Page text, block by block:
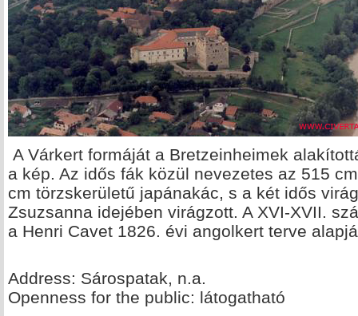
A Várkert formáját a Bretzeinheimek
a kép. Az idős fák közül nevezetes az 515
cm törzskerületű japánakác, s a két idős
Zsuzsanna idejében virágzott. A XVI-XVII.
a Henri Cavet 1826. évi angolkert terve
Address: Sárospatak, n.a.
Openness for the public: látogatható